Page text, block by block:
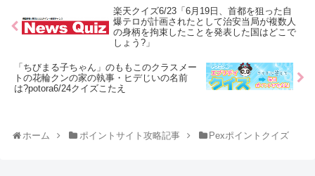
楽天クイズ6/23「6月19日、首都を狙った自
爆テロが計画されたとして治安当局が複数人
の身柄を拘束したことを発表した国はどこで
しょう?」
「ちびまる子ちゃん」のももこのクラスメー
トの花輪クンの家の執事・ヒデじいの名前
は?potora6/24クイズこたえ
ホーム ポイントサイト攻略記事 Pexポイントクイズ